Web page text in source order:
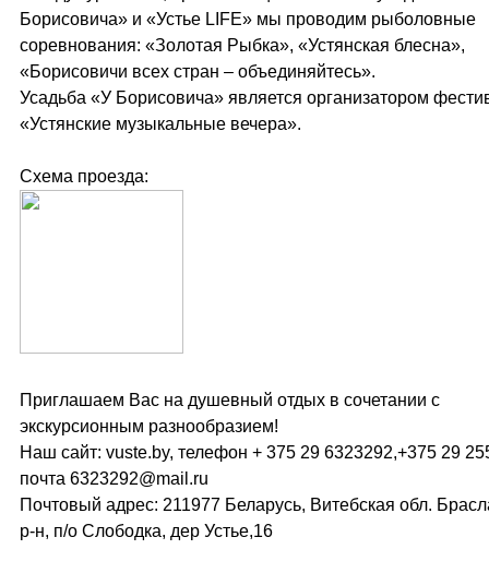
Борисовича» и «Устье LIFE» мы проводим рыболовные
соревнования: «Золотая Рыбка», «Устянская блесна»,
«Борисовичи всех стран – объединяйтесь».
Усадьба «У Борисовича» является организатором
«Устянские музыкальные вечера».
Схема проезда:
Приглашаем Вас на душевный отдых в сочетании с
экскурсионным разнообразием!
Наш сайт: vuste.by, телефон + 375 29 6323292,+375 29
почта 6323292@mail.ru
Почтовый адрес: 211977 Беларусь, Витебская обл.
р-н, п/о Слободка, дер Устье,16